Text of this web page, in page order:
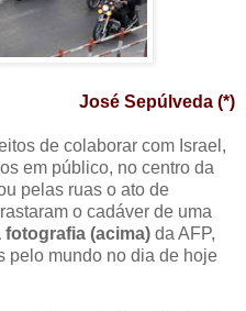
José Sepúlveda (*)
de colaborar com Israel,
em público, no centro da
pelas ruas o ato de
o cadáver de uma
fotografia (acima) da AFP,
pelo mundo no dia de hoje